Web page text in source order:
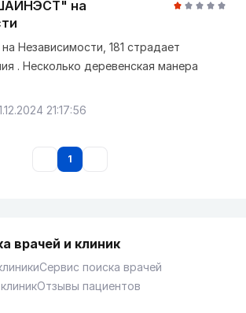
на
Независимости, 181 страдает
. Несколько деревенская манера
21:17:56
1
врачей и клиник
Сервис поиска врачей
Отзывы пациентов